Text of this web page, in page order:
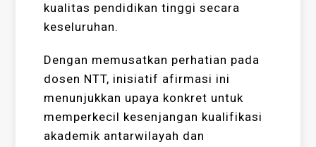
kualitas pendidikan tinggi secara
keseluruhan.
Dengan memusatkan perhatian pada
dosen NTT, inisiatif afirmasi ini
menunjukkan upaya konkret untuk
memperkecil kesenjangan kualifikasi
akademik antarwilayah dan